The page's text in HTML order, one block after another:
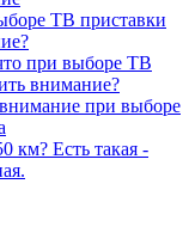
ТВ приставки
при выборе ТВ
внимание?
при выборе
км? Есть такая -